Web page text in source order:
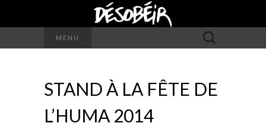
MENU Rechercher :
STAND À LA FÊTE DE
L’HUMA 2014